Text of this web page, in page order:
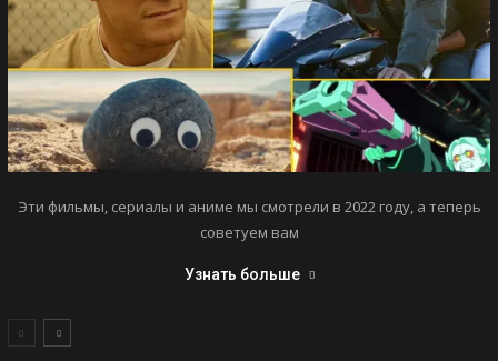
Эти фильмы, сериалы и аниме мы смотрели в 2022 году, а теперь
советуем вам
Узнать больше